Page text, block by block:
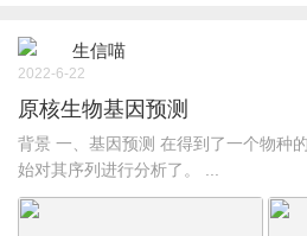
生信喵
2022-6-22
原核生物基因预测
背景 一、基因预测 在得到了一个物种
始对其序列进行分析了。 ...